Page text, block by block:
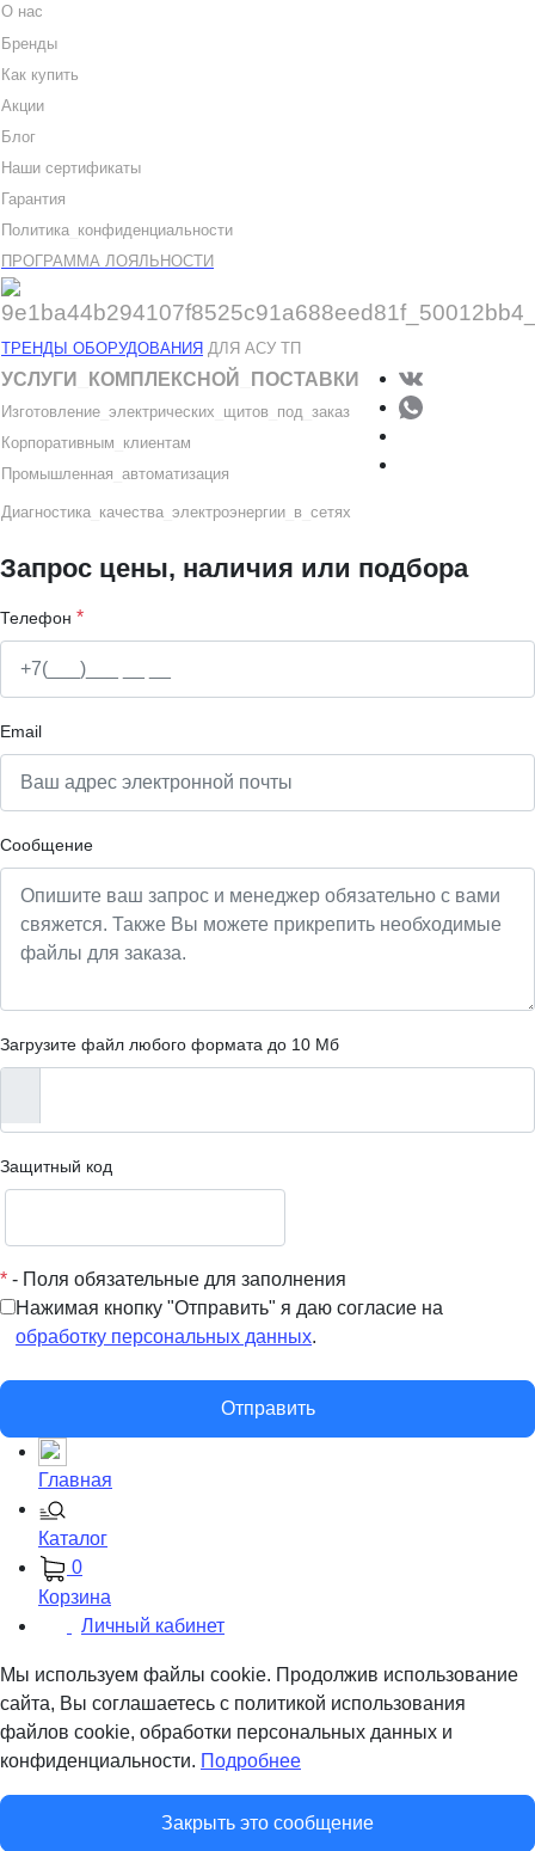
О нас
Бренды
Как купить
Акции
Блог
Наши сертификаты
Гарантия
Политика конфиденциальности
ПРОГРАММА ЛОЯЛЬНОСТИ
ТРЕНДЫ ОБОРУДОВАНИЯ ДЛЯ АСУ ТП
УСЛУГИ КОМПЛЕКСНОЙ ПОСТАВКИ
Изготовление электрических щитов под заказ
Корпоративным клиентам
Промышленная автоматизация
Диагностика качества электроэнергии в сетях
Запрос цены, наличия или подбора
Телефон *
Email
Сообщение
Загрузите файл любого формата до 10 Мб
Защитный код
* - Поля обязательные для заполнения
Нажимая кнопку "Отправить" я даю согласие на
обработку персональных данных.
Отправить
Главная
Каталог
0
Корзина
Личный кабинет
Мы используем файлы cookie. Продолжив использование
сайта, Вы соглашаетесь с политикой использования
файлов cookie, обработки персональных данных и
конфиденциальности. Подробнее
Закрыть это сообщение